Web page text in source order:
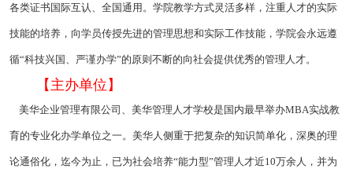
各类证书国际互认、全国通用。学院教学方式灵活多样，注重人才的实际
技能的培养，向学员传授先进的管理思想和实际工作技能，学院会永远遵
循“科技兴国、严谨办学”的原则不断的向社会提供优秀的管理人才。
【主办单位】
美华企业管理有限公司、美华管理人才学校是国内最早举办MBA实战教
育的专业化办学单位之一。美华人侧重于把复杂的知识简单化，深奥的理
论通俗化，迄今为止，已为社会培养“能力型”管理人才近10万余人，并为